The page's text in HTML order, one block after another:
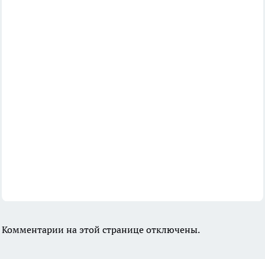
Комментарии на этой странице отключены.